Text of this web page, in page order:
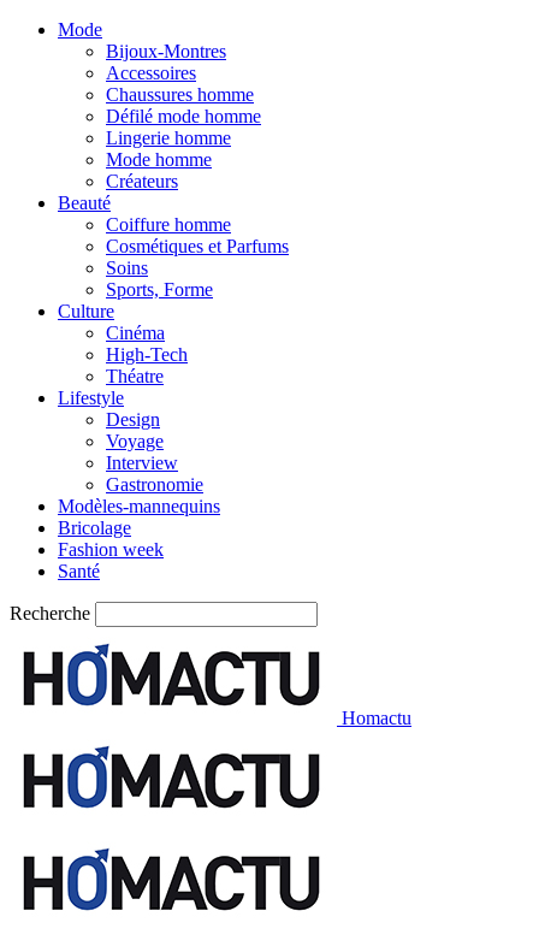
Mode
Bijoux-Montres
Accessoires
Chaussures homme
Défilé mode homme
Lingerie homme
Mode homme
Créateurs
Beauté
Coiffure homme
Cosmétiques et Parfums
Soins
Sports, Forme
Culture
Cinéma
High-Tech
Théatre
Lifestyle
Design
Voyage
Interview
Gastronomie
Modèles-mannequins
Bricolage
Fashion week
Santé
Recherche
Homactu